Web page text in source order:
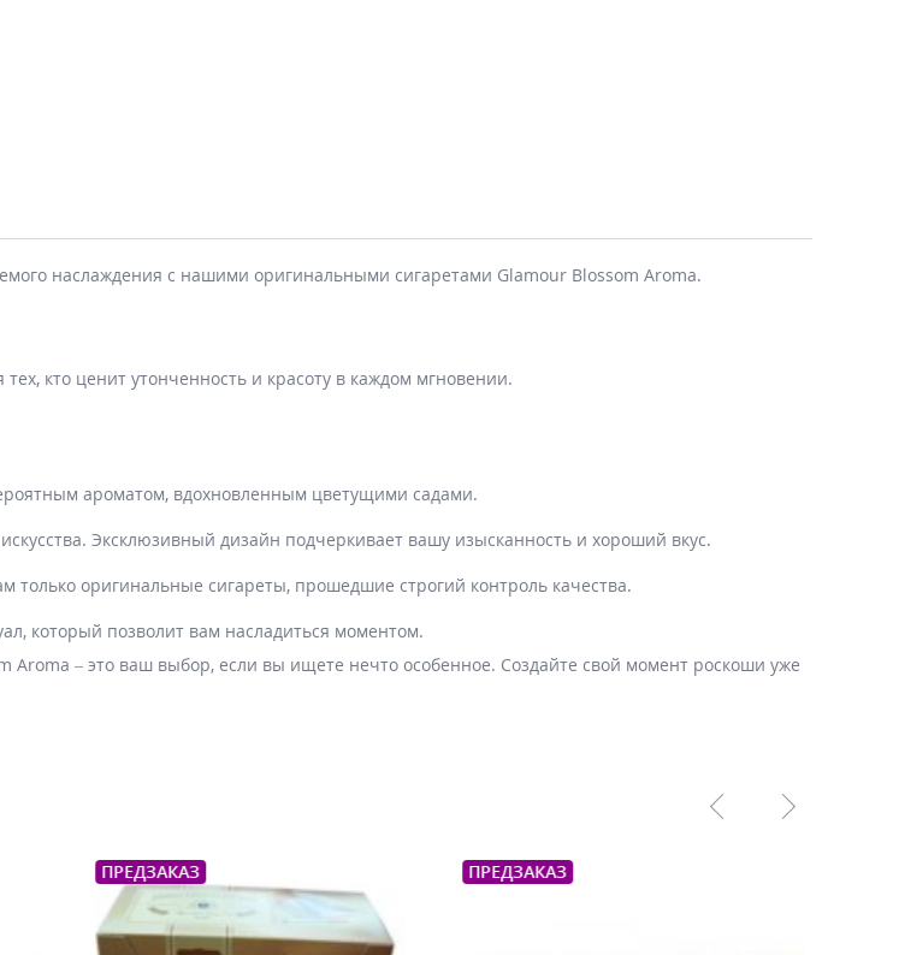
наслаждения с нашими оригинальными сигаретами Glamour Blossom Aroma.
кто ценит утонченность и красоту в каждом мгновении.
ароматом, вдохновленным цветущими садами.
Эксклюзивный дизайн подчеркивает вашу изысканность и хороший вкус.
только оригинальные сигареты, прошедшие строгий контроль качества.
который позволит вам насладиться моментом.
Aroma – это ваш выбор, если вы ищете нечто особенное. Создайте свой момент роскоши уже
ПРЕДЗАКАЗ